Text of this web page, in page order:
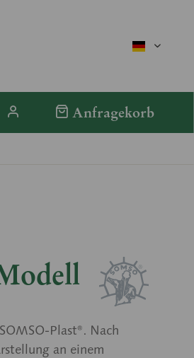
deutsch
Anfragekorb
Plast®. Nach
an einem